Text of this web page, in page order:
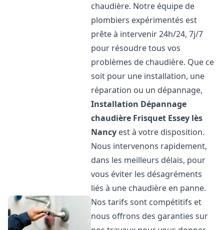
chaudière. Notre équipe de
plombiers expérimentés est
prête à intervenir 24h/24, 7j/7
pour résoudre tous vos
problèmes de chaudière. Que ce
soit pour une installation, une
réparation ou un dépannage,
Installation Dépannage
chaudière Frisquet Essey lès
Nancy est à votre disposition.
Nous intervenons rapidement,
dans les meilleurs délais, pour
vous éviter les désagréments
liés à une chaudière en panne.
Nos tarifs sont compétitifs et
nous offrons des garanties sur